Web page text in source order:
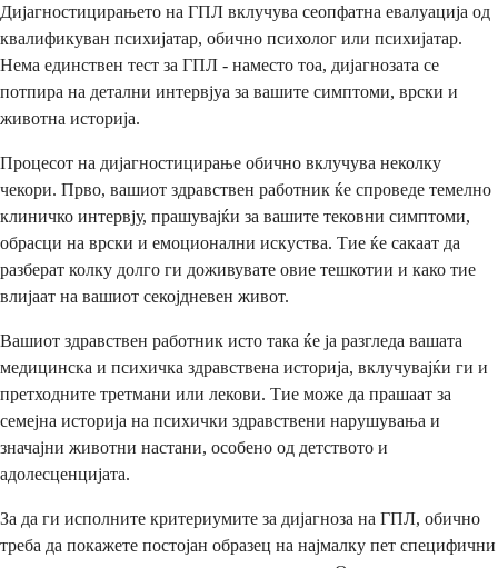
Дијагностицирањето на ГПЛ вклучува сеопфатна евалуација од
квалификуван психијатар, обично психолог или психијатар.
Нема единствен тест за ГПЛ - наместо тоа, дијагнозата се
потпира на детални интервјуа за вашите симптоми, врски и
животна историја.
Процесот на дијагностицирање обично вклучува неколку
чекори. Прво, вашиот здравствен работник ќе спроведе темелно
клиничко интервју, прашувајќи за вашите тековни симптоми,
обрасци на врски и емоционални искуства. Тие ќе сакаат да
разберат колку долго ги доживувате овие тешкотии и како тие
влијаат на вашиот секојдневен живот.
Вашиот здравствен работник исто така ќе ја разгледа вашата
медицинска и психичка здравствена историја, вклучувајќи ги и
претходните третмани или лекови. Тие може да прашаат за
семејна историја на психички здравствени нарушувања и
значајни животни настани, особено од детството и
адолесценцијата.
За да ги исполните критериумите за дијагноза на ГПЛ, обично
треба да покажете постојан образец на најмалку пет специфични